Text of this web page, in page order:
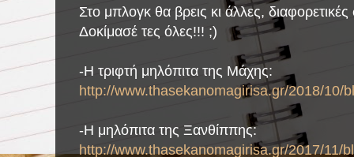
Στο μπλογκ θα βρεις κι άλλες,
Δοκίμασέ τες όλες!!! ;)
-Η τριφτή μηλόπιτα της Μάχης:
http://www.thasekanomagirisa.gr/2018/10/
-Η μηλόπιτα της Ξανθίππης:
http://www.thasekanomagirisa.gr/2017/11/